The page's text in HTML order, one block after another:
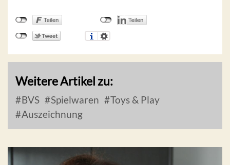
Weitere Artikel zu:
BVS Spielwaren
Toys & Play
Auszeichnung